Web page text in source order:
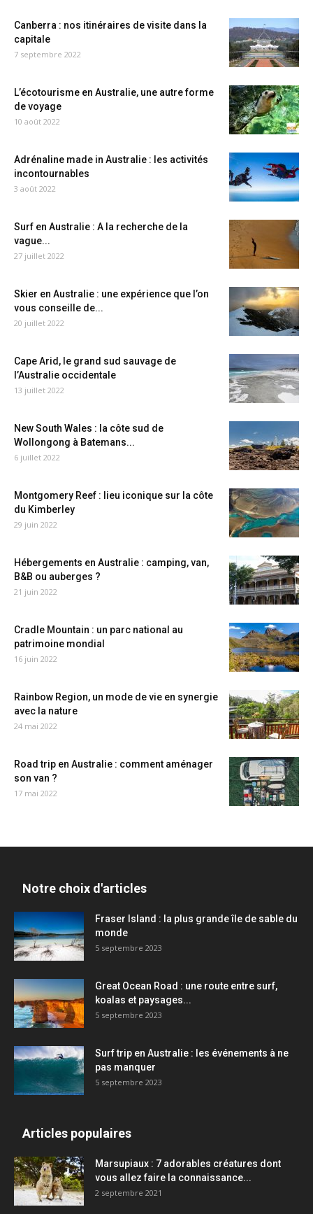
Canberra : nos itinéraires de visite dans la
capitale
7 septembre 2022
L’écotourisme en Australie, une autre forme
de voyage
10 août 2022
Adrénaline made in Australie : les activités
incontournables
3 août 2022
Surf en Australie : A la recherche de la
vague...
27 juillet 2022
Skier en Australie : une expérience que l’on
vous conseille de...
20 juillet 2022
Cape Arid, le grand sud sauvage de
l’Australie occidentale
13 juillet 2022
New South Wales : la côte sud de
Wollongong à Batemans...
6 juillet 2022
Montgomery Reef : lieu iconique sur la côte
du Kimberley
29 juin 2022
Hébergements en Australie : camping, van,
B&B ou auberges ?
21 juin 2022
Cradle Mountain : un parc national au
patrimoine mondial
16 juin 2022
Rainbow Region, un mode de vie en synergie
avec la nature
24 mai 2022
Road trip en Australie : comment aménager
son van ?
17 mai 2022
Notre choix d'articles
Fraser Island : la plus grande île de sable du
monde
5 septembre 2023
Great Ocean Road : une route entre surf,
koalas et paysages...
5 septembre 2023
Surf trip en Australie : les événements à ne
pas manquer
5 septembre 2023
Articles populaires
Marsupiaux : 7 adorables créatures dont
vous allez faire la connaissance...
2 septembre 2021